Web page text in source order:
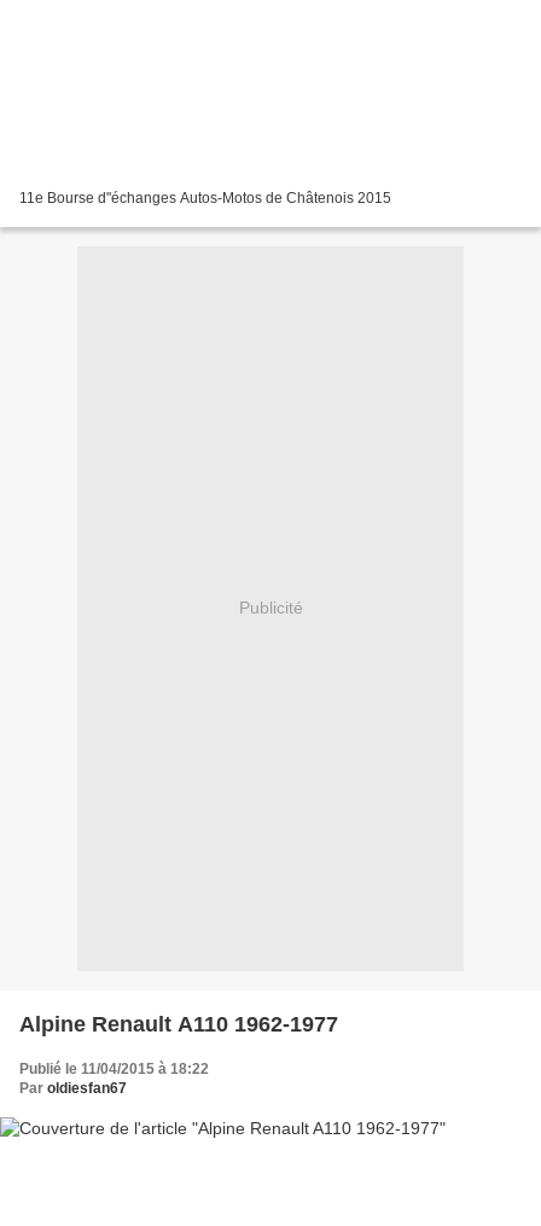
11e Bourse d"échanges Autos-Motos de Châtenois 2015
Publicité
Alpine Renault A110 1962-1977
Publié le 11/04/2015 à 18:22
Par oldiesfan67